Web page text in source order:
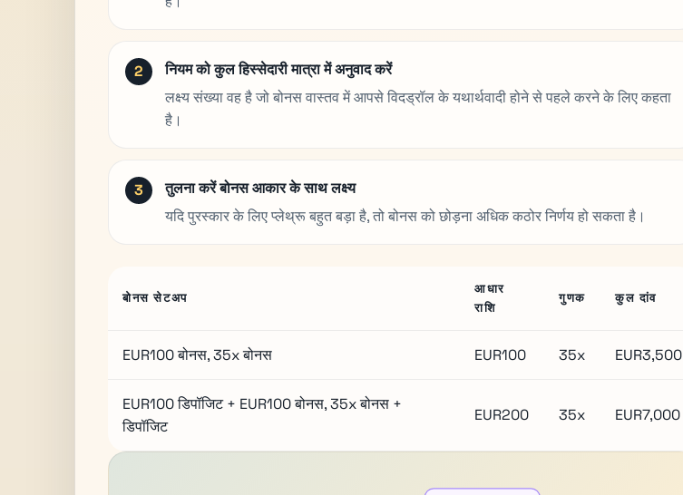
नियम को कुल हिस्सेदारी मात्रा में अनुवाद करें
लक्ष्य संख्या वह है जो बोनस वास्तव में आपसे विदड्रॉल के यथार्थवादी होने से पहले करने के लिए कहता
है।
तुलना करें बोनस आकार के साथ लक्ष्य
यदि पुरस्कार के लिए प्लेथ्रू बहुत बड़ा है, तो बोनस को छोड़ना अधिक कठोर निर्णय हो सकता है।
बोनस सेटअप
आधार
राशि
गुणक कुल दांव
EUR100 बोनस, 35x बोनस EUR100 35x EUR3,500
EUR100 डिपॉजिट + EUR100 बोनस, 35x बोनस +
डिपॉजिट
EUR200 35x EUR7,000